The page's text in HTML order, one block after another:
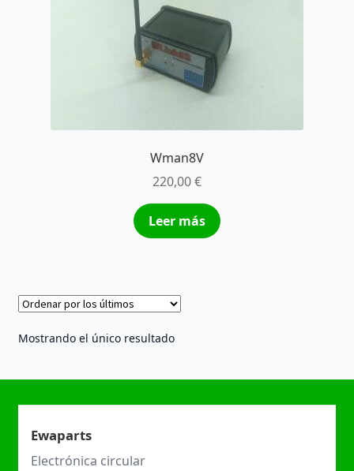
Wman8V
220,00€
Leer más
Mostrando el único resultado
Ewaparts
Electrónica circular